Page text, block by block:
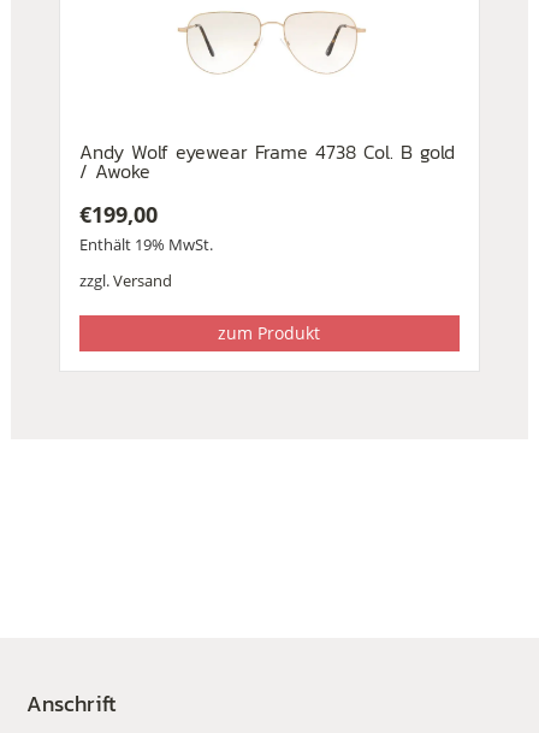
Andy Wolf eyewear Frame 4738 Col. B gold
/ Awoke
€199,00
Enthält 19% MwSt.
zzgl.Versand
zum Produkt
Anschrift